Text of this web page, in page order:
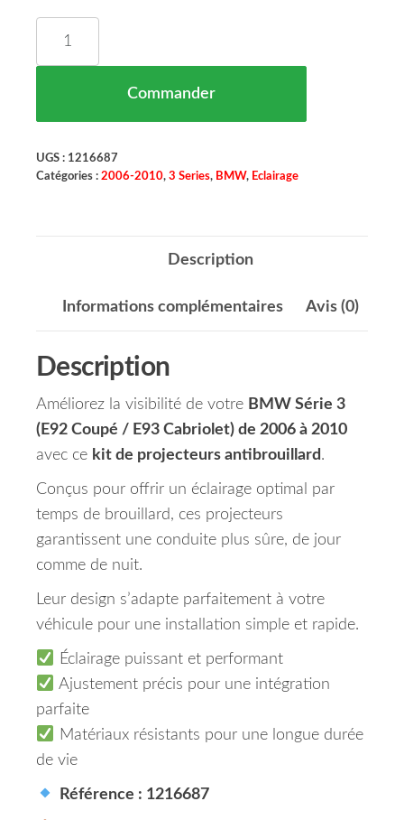
Commander
UGS : 1216687
Catégories : 2006-2010, 3 Series, BMW, Eclairage
Description
Informations complémentaires Avis (0)
Description
Améliorez la visibilité de votre BMW Série 3
(E92 Coupé / E93 Cabriolet) de 2006 à 2010
avec ce kit de projecteurs antibrouillard.
Conçus pour offrir un éclairage optimal par
temps de brouillard, ces projecteurs
garantissent une conduite plus sûre, de jour
comme de nuit.
Leur design s’adapte parfaitement à votre
véhicule pour une installation simple et rapide.
Éclairage puissant et performant
Ajustement précis pour une intégration
parfaite
Matériaux résistants pour une longue durée
de vie
Référence : 1216687